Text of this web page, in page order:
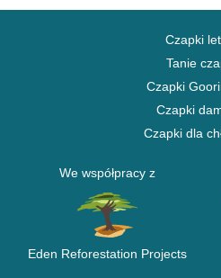
Czapki
Tanie
Czapki
Czapki
Czapki dla
We współpracy z
Eden Reforestation Projects